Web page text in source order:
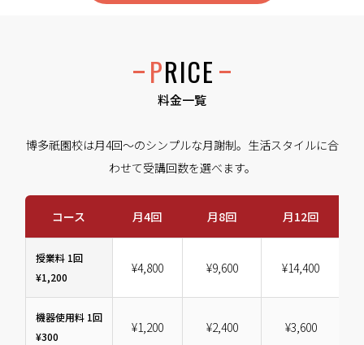
PRICE
料金一覧
博多祇園校は月4回〜のシンプルな月謝制。生活スタイルに合
わせて受講回数を選べます。
コース 月4回 月8回 月12回
授業料 1回
¥1,200
¥4,800 ¥9,600 ¥14,400
機器使用料 1回
¥300
¥1,200 ¥2,400 ¥3,600